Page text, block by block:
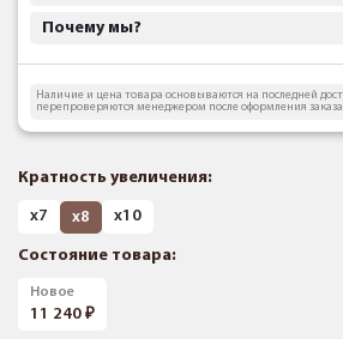
Почему мы?
Наличие и цена товара основываются на последней
перепроверяются менеджером после оформления заказа
Кратность увеличения:
х7 х8 х10
Состояние товара:
Новое
11 240